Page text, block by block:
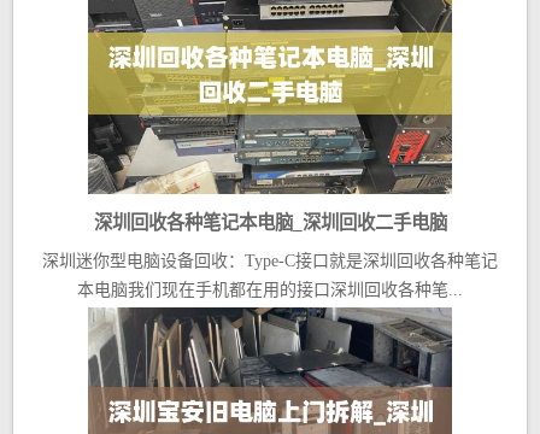
深圳回收各种笔记本电脑_深圳回收二手电脑
深圳迷你型电脑设备回收：Type-C接口就是深圳回收各种笔记
本电脑我们现在手机都在用的接口深圳回收各种笔...